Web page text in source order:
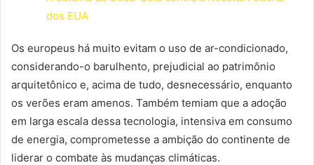
dos EUA
Os europeus há muito evitam o uso de ar-condicionado,
considerando-o barulhento, prejudicial ao patrimônio
arquitetônico e, acima de tudo, desnecessário, enquanto
os verões eram amenos. Também temiam que a adoção
em larga escala dessa tecnologia, intensiva em consumo
de energia, comprometesse a ambição do continente de
liderar o combate às mudanças climáticas.